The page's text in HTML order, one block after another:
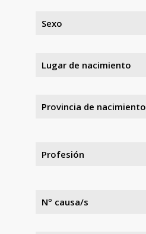
Sexo
Lugar de nacimiento
Provincia de nacimiento
Profesión
Nº causa/s